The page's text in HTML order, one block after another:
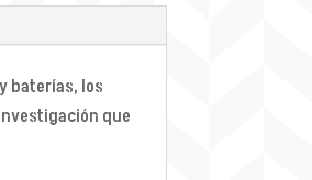
baterías, los
que